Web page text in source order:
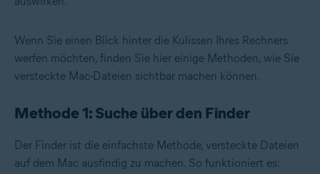
Wenn Sie einen Blick hinter die Kulissen Ihres Rechners
werfen möchten, finden Sie hier einige Methoden, wie Sie
versteckte Mac-Dateien sichtbar machen können.
Methode 1: Suche über den Finder
Der Finder ist die einfachste Methode, versteckte Dateien
auf dem Mac ausfindig zu machen. So funktioniert es: